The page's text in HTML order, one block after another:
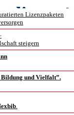
Lizenzpaketen
steigern
und Vielfalt”.
.
4